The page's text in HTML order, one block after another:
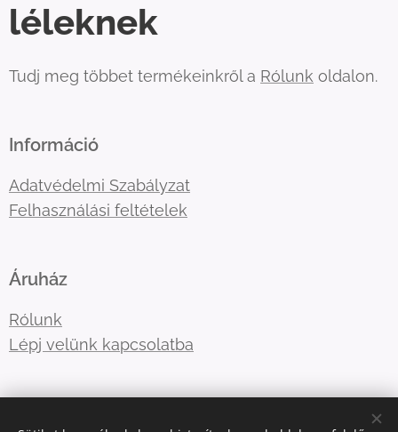
léleknek
Tudj meg többet termékeinkről a Rólunk oldalon.
Információ
Adatvédelmi Szabályzat
Felhasználási feltételek
Áruház
Rólunk
Lépj velünk kapcsolatba
tre3famili@gmail.com